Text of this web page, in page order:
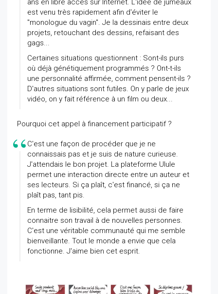
ans en libre accès sur Internet. L'idée de jumeaux
est venu très rapidement afin d'éviter le
"monologue du vagin". Je la dessinais entre deux
projets, retouchant des dessins, refaisant des
gags...
Certaines situations questionnent : Sont-ils purs
où déjà génétiquement programmés ? Ont-t-ils
une personnalité affirmée, comment pensent-ils ?
D'autres situations sont futiles. On y parle de jeux
vidéo, on y fait référence à un film ou deux...
Pourquoi cet appel à financement participatif ?
C'est une façon de procéder que je ne
connaissais pas et je suis de nature curieuse.
J'attendais le bon projet. La plateforme Ulule
permet une interaction directe entre un auteur et
ses lecteurs. Si ça plaît, c'est financé, si ça ne
plaît pas, tant pis.
En terme de lisibilité, cela permet aussi de faire
connaitre son travail à de nouvelles personnes.
C'est une véritable communauté qui me semble
bienveillante. Tout le monde a envie que cela
fonctionne. J'aime bien cet esprit.